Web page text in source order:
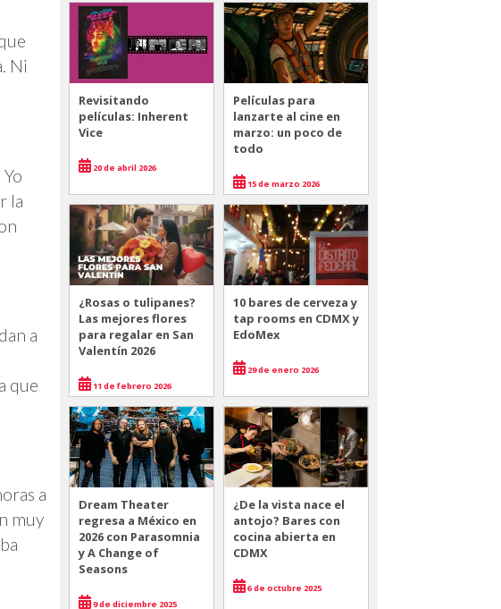
Ni
la
a
que
a
muy
Revisitando
películas: Inherent
Vice
20 de abril 2026
Películas para
lanzarte al cine en
marzo: un poco de
todo
15 de marzo 2026
¿Rosas o tulipanes?
Las mejores flores
para regalar en San
Valentín 2026
11 de febrero 2026
10 bares de cerveza y
tap rooms en CDMX y
EdoMex
29 de enero 2026
Dream Theater
regresa a México en
2026 con Parasomnia
y A Change of
Seasons
9 de diciembre 2025
¿De la vista nace el
antojo? Bares con
cocina abierta en
CDMX
6 de octubre 2025